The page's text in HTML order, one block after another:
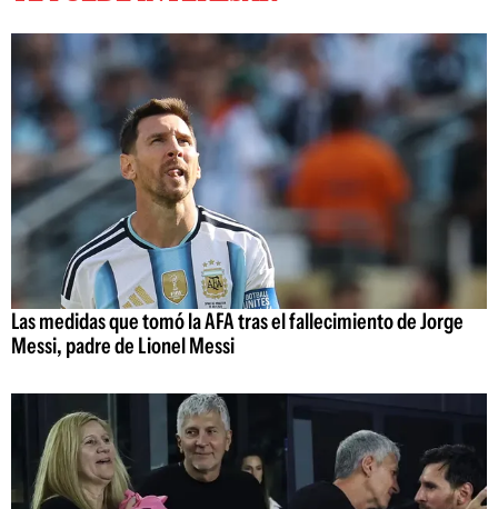
Las medidas que tomó la AFA tras el fallecimiento de Jorge
Messi, padre de Lionel Messi